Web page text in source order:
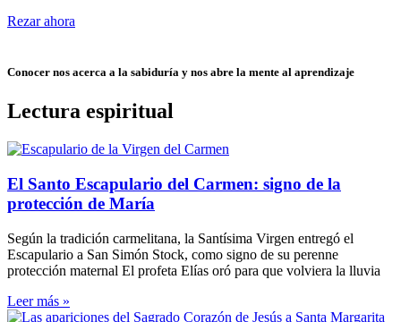
Rezar ahora
Conocer nos acerca a la sabiduría y nos abre la mente al aprendizaje
Lectura espiritual
El Santo Escapulario del Carmen: signo de la
protección de María
Según la tradición carmelitana, la Santísima Virgen entregó el
Escapulario a San Simón Stock, como signo de su perenne
protección maternal El profeta Elías oró para que volviera la lluvia
Leer más »